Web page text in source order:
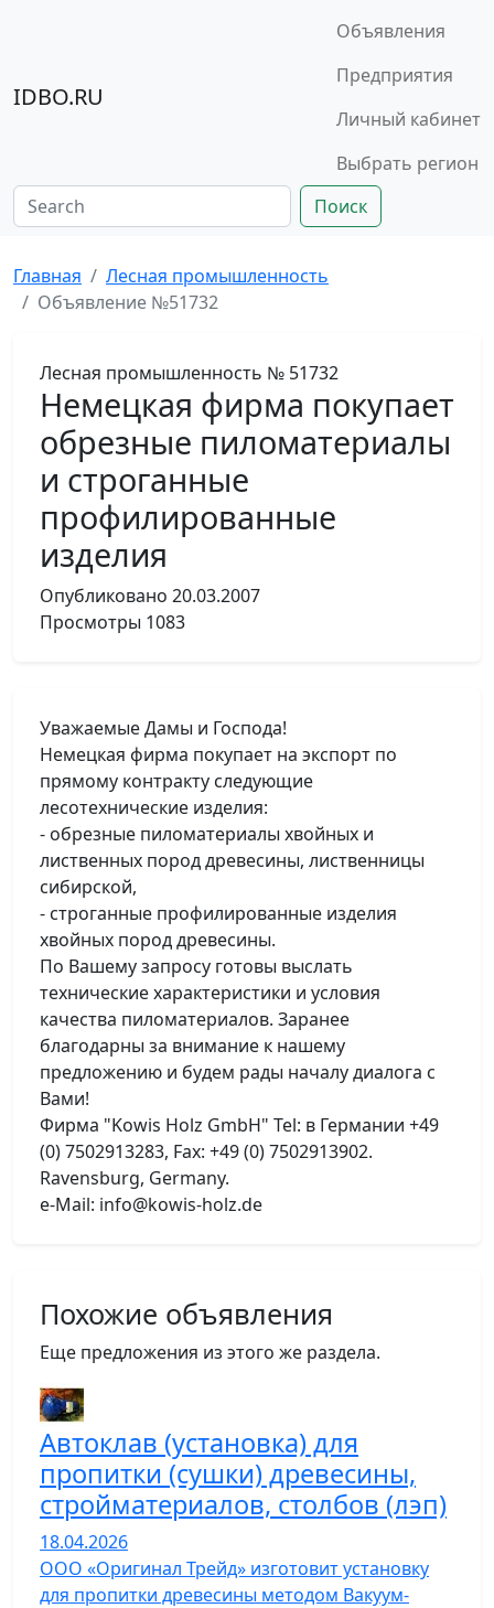
IDBO.RU
Объявления
Предприятия
Личный кабинет
Выбрать регион
Поиск
Главная
Лесная промышленность
Объявление №51732
Лесная промышленность № 51732
Немецкая фирма покупает
обрезные пиломатериалы
и строганные
профилированные
изделия
Опубликовано 20.03.2007
Просмотры 1083
Уважаемые Дамы и Господа!
Немецкая фирма покупает на экспорт по
прямому контракту следующие
лесотехнические изделия:
- обрезные пиломатериалы хвойных и
лиственных пород древесины, лиственницы
сибирской,
- строганные профилированные изделия
хвойных пород древесины.
По Вашему запросу готовы выслать
технические характеристики и условия
качества пиломатериалов. Заранее
благодарны за внимание к нашему
предложению и будем рады началу диалога с
Вами!
Фирма "Kowis Holz GmbH" Tel: в Германии +49
(0) 7502913283, Fax: +49 (0) 7502913902.
Ravensburg, Germany.
e-Mail: info@kowis-holz.de
Похожие объявления
Еще предложения из этого же раздела.
Автоклав (установка) для
пропитки (сушки) древесины,
стройматериалов, столбов (лэп)
18.04.2026
ООО «Оригинал Трейд» изготовит установку
для пропитки древесины методом Вакуум-